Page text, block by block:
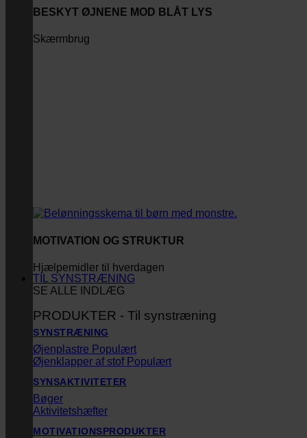
BESKYT ØJNENE MOD BLÅT LYS
Skærmbrug
MOTIVATION OG STRUKTUR
Hjælpemidler til hverdagen
SE ALLE INDLÆG
TIL SYNSTRÆNING
PRODUKTER - Til synstræning
SYNSTRÆNING
Øjenplastre
Øjenklapper af stof
SYNSAKTIVITETER
Bøger
Aktivitetshæfter
MOTIVATIONSPRODUKTER